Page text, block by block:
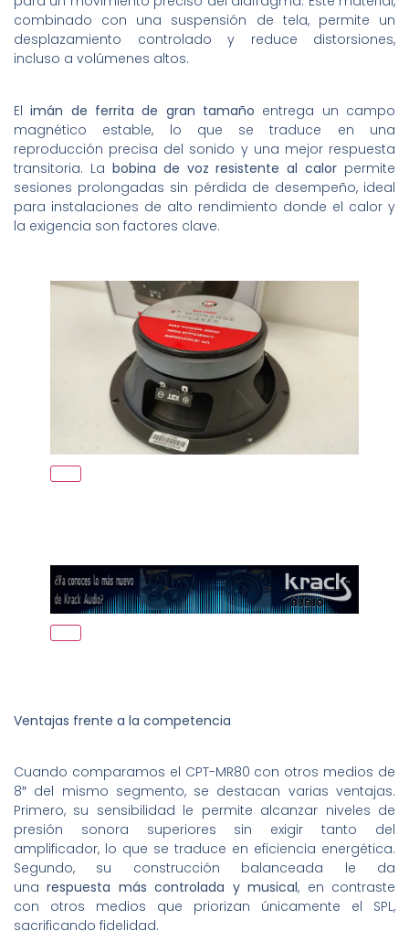
combinado con una suspensión de tela, permite un
desplazamiento controlado y reduce distorsiones,
incluso a volúmenes altos.
Elimán de ferrita de gran tamaño entrega un campo
magnético estable, lo que se traduce en una
reproducción precisa del sonido y una mejor respuesta
transitoria. La bobina de voz resistente al calor permite
sesiones prolongadas sin pérdida de desempeño, ideal
para instalaciones de alto rendimiento donde el calor y
la exigencia son factores clave.
Ventajas frente a la competencia
Cuando comparamos el CPT-MR80 con otros medios de
8″ del mismo segmento, se destacan varias ventajas.
Primero, su sensibilidad le permite alcanzar niveles de
presión sonora superiores sin exigir tanto del
amplificador, lo que se traduce en eficiencia energética.
Segundo, su construcción balanceada le da
unarespuesta más controlada y musical, en contraste
con otros medios que priorizan únicamente el SPL,
sacrificando fidelidad.